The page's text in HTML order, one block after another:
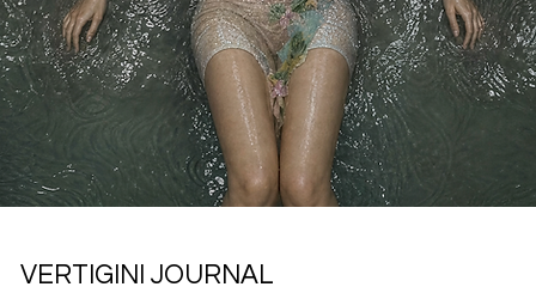
VERTIGINI JOURNAL